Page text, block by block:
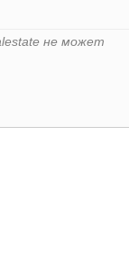
не может